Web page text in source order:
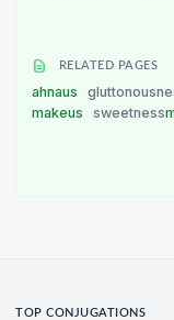
RELATED PAGES
ahnaus
makeus
sweetness
TOP CONJUGATIONS